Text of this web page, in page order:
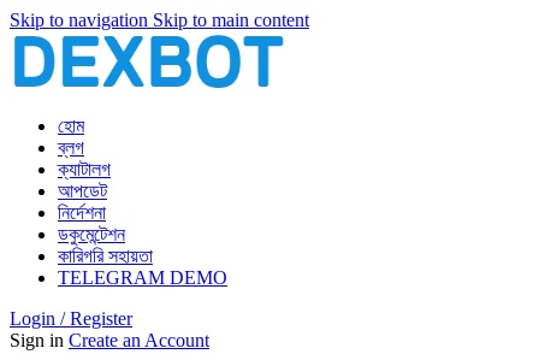
Skip to navigation Skip to main content
হোম
ব্লগ
ক্যাটালগ
আপডেট
নির্দেশনা
ডকুমেন্টেশন
কারিগরি সহায়তা
TELEGRAM DEMO
Login / Register
Sign in Create an Account